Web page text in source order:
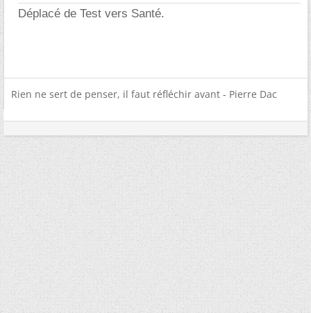
Déplacé de Test vers Santé.
Rien ne sert de penser, il faut réfléchir avant - Pierre Dac